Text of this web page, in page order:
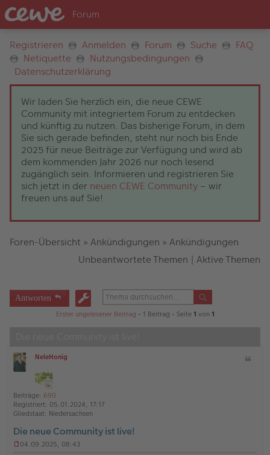
Registrieren Anmelden Forum Suche
FAQ
Netiquette
Nutzungsbedingungen
Datenschutzerklärung
Wir laden Sie herzlich ein, die neue CEWE
Community mit integriertem Forum zu entdecken
und künftig zu nutzen. Das bisherige Forum, in dem
Sie sich gerade befinden, steht nur noch bis Ende
2025 für neue Beiträge zur Verfügung und wird ab
dem kommenden Jahr 2026 nur noch lesend
zugänglich sein. Informieren und registrieren Sie
sich jetzt in der neuen CEWE Community – wir
freuen uns auf Sie!
Foren-Übersicht » Ankündigungen » Ankündigungen
Unbeantwortete Themen | Aktive Themen
Antworten
Erster ungelesener Beitrag • 1 Beitrag • Seite 1 von 1
ff
n
e
NeleHonig
Beiträge: 690
Registriert: 05.01.2024, 17:17
Gliedstaat: Niedersachsen
Die neue Community ist live!
04.09.2025, 08:43